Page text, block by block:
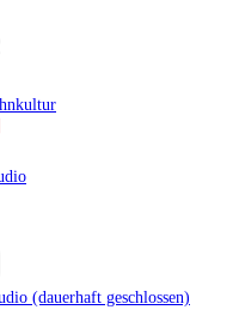
(dauerhaft geschlossen)